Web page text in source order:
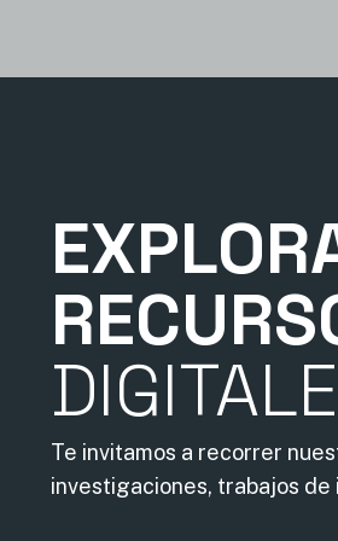
Te invitamos a recorrer
investigaciones, trabajos